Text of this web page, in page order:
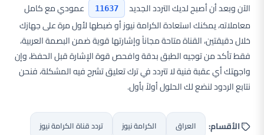
الآن وبعد أن أصبح لديك التردد الجديد
11637
عمودي مع كامل
معاملاته، يمكنك استعادة الكرامة نيوز أو ضبطها لأول مرة على جهازك
خلال دقيقتين، القناة متاحة مجاناً وإشارتها قوية ضمن البصمة العربية،
فقط تأكد من توجيه الطبق بدقة وافحص قوة الإشارة قبل الحفظ، وإن
واجهتك أي عقبة فنية لا تتردد في ترك تعليق تشرح فيه المشكلة، فنحن
نتابع الردود لنضع لك الحلول أولاً بأول.
الأقسام: العراق الكرامة نيوز تردد قناة الكرامة نيوز